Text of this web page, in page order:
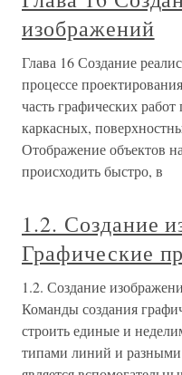
изображений
Глава 16 Создание
процессе
часть графических
каркасных,
Отображение объектов
происходить быстро, в
1.2. Создание
Графические
1.2. Создание
Команды создания
строить единые и
типами линий и разными